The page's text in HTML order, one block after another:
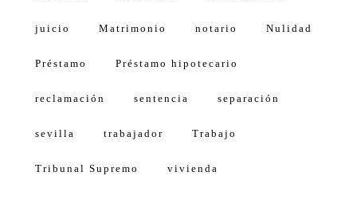
juicio Matrimonio notario Nulidad
Préstamo Préstamo hipotecario
reclamación sentencia separación
sevilla trabajador Trabajo
Tribunal Supremo vivienda